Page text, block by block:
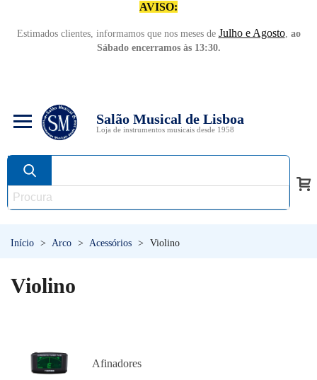
AVISO:
Estimados clientes, informamos que nos meses de Julho e Agosto, ao
Sábado encerramos às 13:30.
Salão Musical de Lisboa
Loja de instrumentos musicais desde 1958
Início > Arco > Acessórios > Violino
Violino
Afinadores